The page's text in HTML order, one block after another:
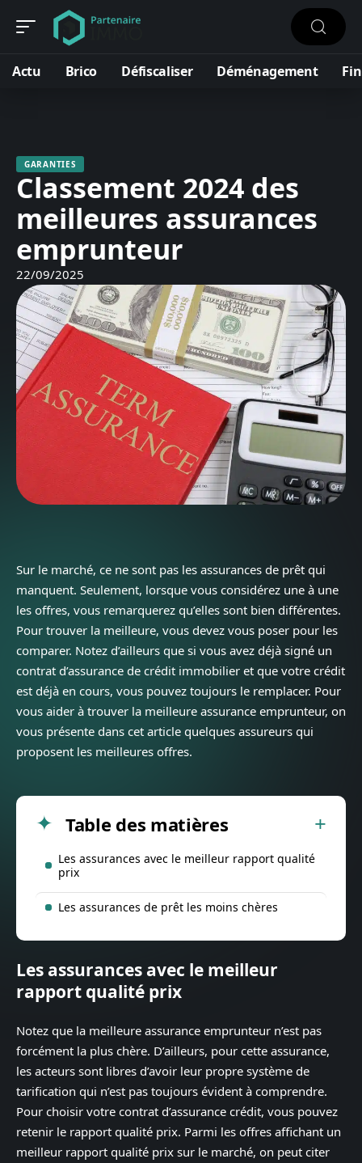
Actu Brico Défiscaliser Déménagement
GARANTIES
Classement 2024 des
meilleures assurances
emprunteur
22/09/2025
Sur le marché, ce ne sont pas les assurances de prêt qui
manquent. Seulement, lorsque vous considérez une à une
les offres, vous remarquerez qu’elles sont bien différentes.
Pour trouver la meilleure, vous devez vous poser pour les
comparer. Notez d’ailleurs que si vous avez déjà signé un
contrat d’assurance de crédit immobilier et que votre crédit
est déjà en cours, vous pouvez toujours le remplacer. Pour
vous aider à trouver la meilleure assurance emprunteur, on
vous présente dans cet article quelques assureurs qui
proposent les meilleures offres.
Table des matières
Les assurances avec le meilleur rapport qualité
prix
Les assurances de prêt les moins chères
Les assurances avec le meilleur
rapport qualité prix
Notez que la meilleure assurance emprunteur n’est pas
forcément la plus chère. D’ailleurs, pour cette assurance,
les acteurs sont libres d’avoir leur propre système de
tarification qui n’est pas toujours évident à comprendre.
Pour choisir votre contrat d’assurance crédit, vous pouvez
retenir le rapport qualité prix. Parmi les offres affichant un
meilleur rapport qualité prix sur le marché, on peut citer